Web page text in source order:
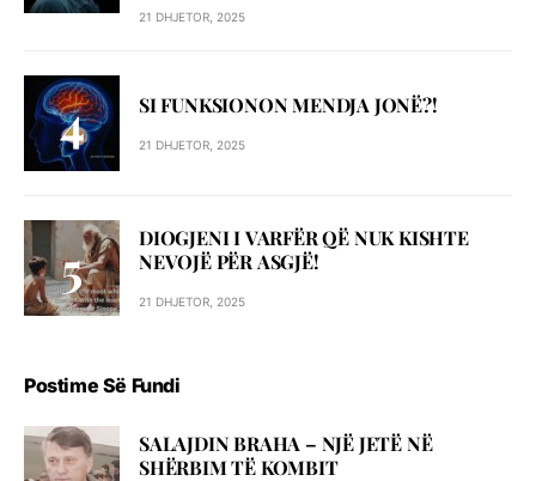
21 DHJETOR, 2025
SI FUNKSIONON MENDJA JONË?!
21 DHJETOR, 2025
DIOGJENI I VARFËR QË NUK KISHTE
NEVOJË PËR ASGJË!
21 DHJETOR, 2025
Postime Së Fundi
SALAJDIN BRAHA – NJЁ JETЁ NЁ
SHЁRBIM TЁ KOMBIT